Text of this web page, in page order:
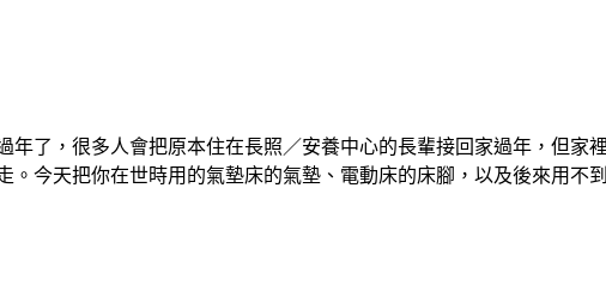
年了，很多人會把原本住在長照／安養中心的長輩接回家過年，但
。今天把你在世時用的氣墊床的氣墊、電動床的床腳，以及後來用不